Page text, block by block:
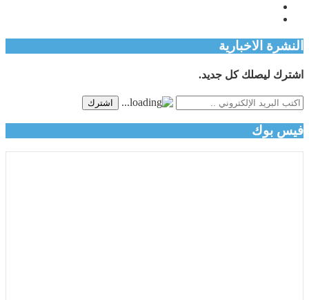
النشرة الاخبارية
اشترك ليصلك كل جديد.
اشترك
فيس بوك